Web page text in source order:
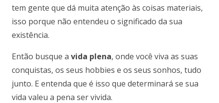
tem gente que dá muita atenção às coisas materiais,
isso porque não entendeu o significado da sua
existência.
Então busque a vida plena, onde você viva as suas
conquistas, os seus hobbies e os seus sonhos, tudo
junto. E entenda que é isso que determinará se sua
vida valeu a pena ser vivida.